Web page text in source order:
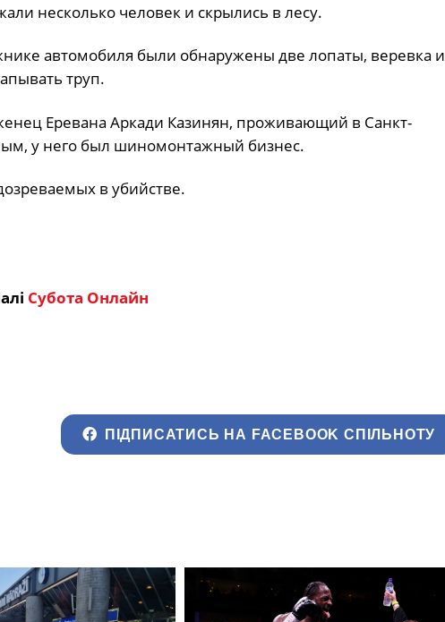
несколько человек и скрылись в лесу.
автомобиля были обнаружены две лопаты, веревка и
труп.
Еревана Аркади Казинян, проживающий в Санкт-
у него был шиномонтажный бизнес.
в убийстве.
Субота Онлайн
ПІДПИСАТИСЬ НА FACEBOOK СПІЛЬНОТУ